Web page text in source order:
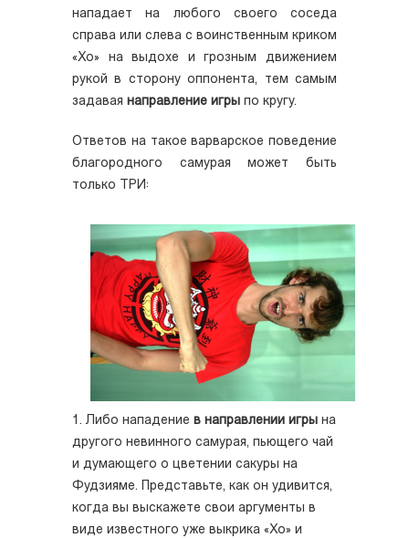
нападает на любого своего соседа
справа или слева с воинственным криком
«Хо» на выдохе и грозным движением
рукой в сторону оппонента, тем самым
задавая направление игры по кругу.
Ответов на такое варварское поведение
благородного самурая может быть
только ТРИ:
1. Либо нападение в направлении игры на
другого невинного самурая, пьющего чай
и думающего о цветении сакуры на
Фудзияме. Представьте, как он удивится,
когда вы выскажете свои аргументы в
виде известного уже выкрика «Хо» и